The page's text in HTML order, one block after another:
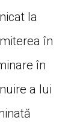
la
în
în
a lui